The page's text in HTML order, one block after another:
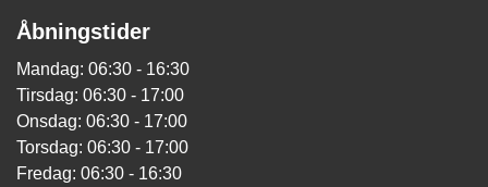
Åbningstider
Mandag: 06:30 - 16:30
Tirsdag: 06:30 - 17:00
Onsdag: 06:30 - 17:00
Torsdag: 06:30 - 17:00
Fredag: 06:30 - 16:30